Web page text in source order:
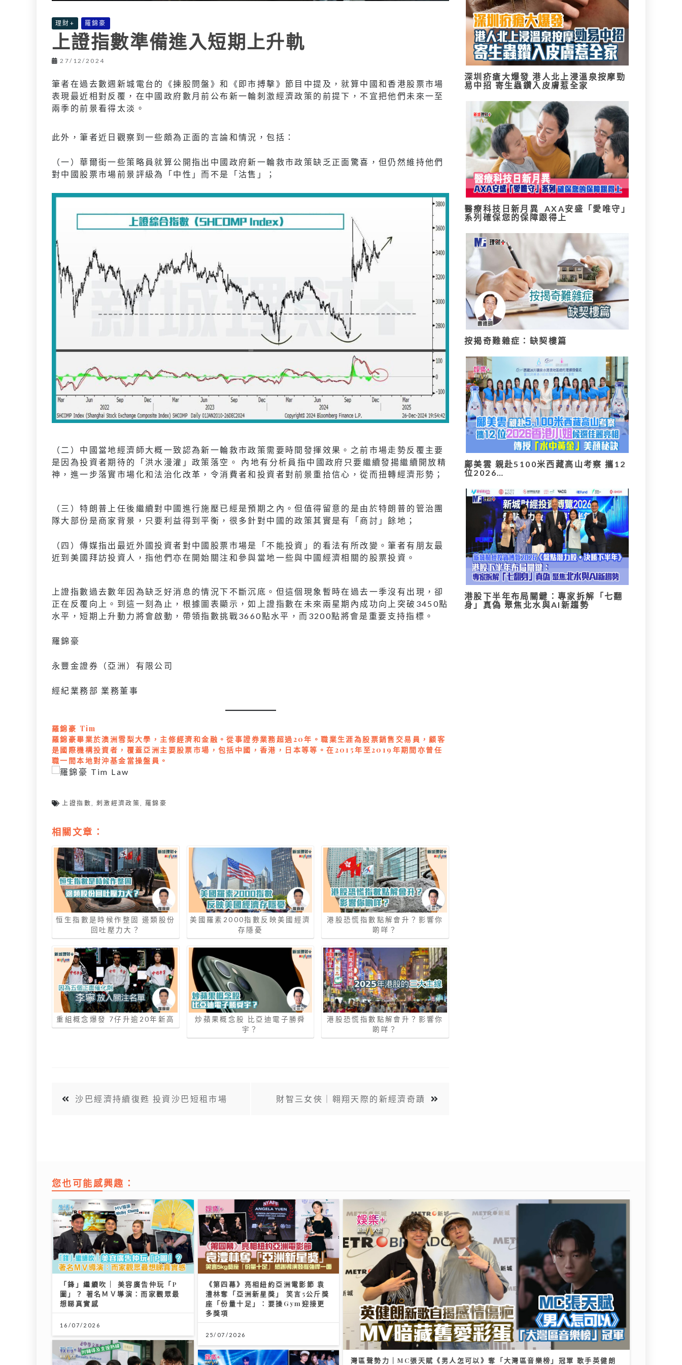
理財+ 羅錦豪
上證指數準備進入短期上升軌
27/12/2024
筆者在過去數週新城電台的《揀股問盤》和《即市搏擊》節目中提及，就算中國和香港股票市場
表現最近相對反覆，在中國政府數月前公布新一輪刺激經濟政策的前提下，不宜把他們未來一至
兩季的前景看得太淡。
此外，筆者近日觀察到一些頗為正面的言論和情況，包括：
（一）華爾街一些策略員就算公開指出中國政府新一輪救市政策缺乏正面驚喜，但仍然維持他們
對中國股票市場前景評級為「中性」而不是「沽售」；
（二）中國當地經濟師大概一致認為新一輪救市政策需要時間發揮效果。之前市場走勢反覆主要
是因為投資者期待的「洪水漫灌」政策落空。 內地有分析員指中國政府只要繼續發揚繼續開放精
神，進一步落實市場化和法治化改革，令消費者和投資者對前景重拾信心，從而扭轉經濟形勢；
（三）特朗普上任後繼續對中國進行施壓已經是預期之內。但值得留意的是由於特朗普的管治團
隊大部份是商家背景，只要利益得到平衡，很多針對中國的政策其實是有「商討」餘地；
（四）傳媒指出最近外國投資者對中國股票市場是「不能投資」的看法有所改變。筆者有朋友最
近到美國拜訪投資人，指他們亦在開始關注和參與當地一些與中國經濟相關的股票投資。
上證指數過去數年因為缺乏好消息的情況下不斷沉底。但這個現象暫時在過去一季沒有出現，卻
正在反覆向上。到這一刻為止，根據圖表顯示，如上證指數在未來兩星期內成功向上突破3450點
水平，短期上升動力將會啟動，帶領指數挑戰3660點水平，而3200點將會是重要支持指標。
羅錦豪
永豐金證券（亞洲）有限公司
經紀業務部 業務董事
羅錦豪 Tim
羅錦豪畢業於澳洲雪梨大學，主修經濟和金融。從事證券業務超過20年。職業生涯為股票銷售交易員，顧客
是國際機構投資者，覆蓋亞洲主要股票市場，包括中國，香港，日本等等。在2015年至2019年期間亦曾任
職一間本地對沖基金當操盤員。
上證指數 刺激經濟政策 羅錦豪
相關文章：
恒生指數是時候作整固 邊類股份
回吐壓力大？
重組概念爆發 7仔升逾20年新高
美國羅素2000指數反映美國經濟
存隱憂
炒蘋果概念股 比亞迪電子勝舜
宇？
港股恐慌指數點解會升？影響你
啲咩？
港股恐慌指數點解會升？影響你
啲咩？
沙巴經濟持續復甦 投資沙巴短租市場 財智三女俠｜翱翔天際的新經濟奇蹟
深圳疥瘡大爆發 港人北上浸溫泉按摩勁
易中招 寄生蟲鑽入皮膚惹全家
醫療科技日新月異 AXA安盛「愛唯守」
系列確保您的保障跟得上
按揭奇難雜症：缺契樓篇
鄺美雲 親赴5100米西藏高山考察 攜12
位2026…
港股下半年布局關鍵：專家拆解「七翻
身」真偽 聚焦北水與AI新趨勢
您也可能感興趣：
「鋒」繼續吹 | 美容廣告仲玩「P
圖」？ 著名ＭＶ導演：而家觀眾最
想睇真實感
16/07/2026
《第四幕》亮相紐約亞洲電影節 袁
澧林奪「亞洲新星獎」 笑言5公斤獎
座「份量十足」：要操Gym迎接更
多獎項
25/07/2026
灣區聲勢力｜MC張天賦《男人怎可以》奪「大灣區音樂榜」冠軍 歌手英健朗